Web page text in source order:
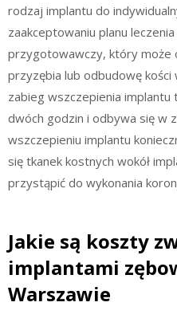
rodzaj implantu do
zaakceptowaniu planu
przygotowawczy, który może
przyzębia lub odbudowę
zabieg wszczepienia
dwóch godzin i odbywa się w
wszczepieniu implantu
się tkanek kostnych wokół
przystąpić do wykonania
Jakie są koszty
implantami
Warszawie